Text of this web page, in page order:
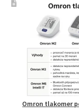
pre
zdravie
Omron tlakomer